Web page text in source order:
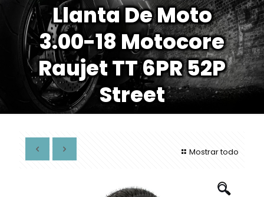
Llanta De Moto
3.00-18 Motocore
Raujet TT 6PR 52P
Street
Mostrar todo
🔍